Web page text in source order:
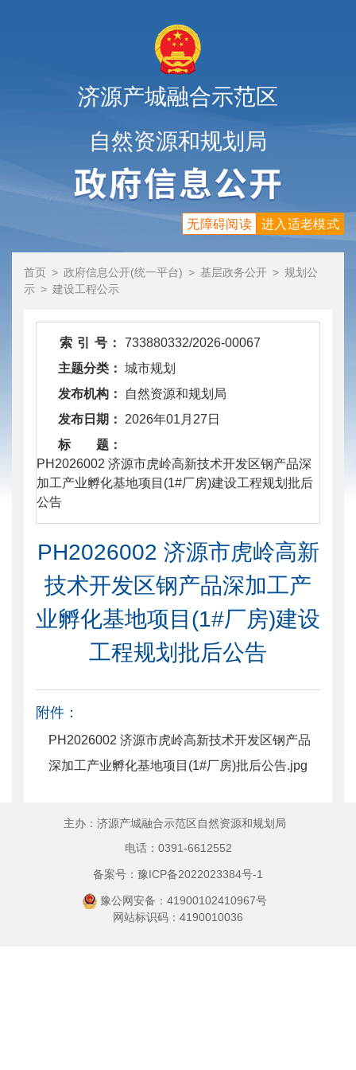
济源产城融合示范区
自然资源和规划局
进入适老模式
无障碍阅读
首页 > 政府信息公开(统一平台) > 基层政务公开 > 规划公
示 > 建设工程公示
索 引 号：
733880332/2026-00067
主题分类： 城市规划
发布机构：
自然资源和规划局
发布日期：
2026年01月27日
标 题：
​ PH2026002 济源市虎岭高新技术开发区钢产品深
加工产业孵化基地项目(1#厂房)建设工程规划批后
公告
PH2026002 济源市虎岭高新
技术开发区钢产品深加工产
业孵化基地项目(1#厂房)建设
工程规划批后公告
附件：
PH2026002 济源市虎岭高新技术开发区钢产品
深加工产业孵化基地项目(1#厂房)批后公告.jpg
主办：济源产城融合示范区自然资源和规划局
电话：0391-6612552
备案号：豫ICP备2022023384号-1
豫公网安备：41900102410967号
网站标识码：4190010036